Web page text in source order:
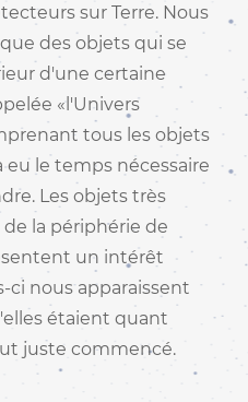
sur Terre. Nous
des objets qui se
d'une certaine
«l'Univers
tous les objets
le temps nécessaire
Les objets très
la périphérie de
un intérêt
ci nous apparaissent
étaient quant
juste commencé.